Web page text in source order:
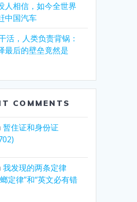
人相信，如今全世界
中国汽车
活，人类负责背锅：
最后的壁垒竟然是
COMMENTS
暂住证和身份证
我发现的两条定律
定律”和“英文必有错